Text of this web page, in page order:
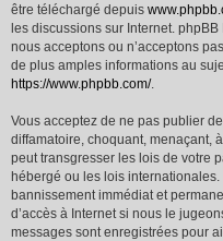
être téléchargé depuis
les discussions sur Internet.
nous acceptons ou n’acceptons
de plus amples informations au
https://www.phpbb.com/.
Vous acceptez de ne pas publier
diffamatoire, choquant, menaçant,
peut transgresser les lois de votre
hébergé ou les lois
bannissement immédiat et
d’accès à Internet si nous le
messages sont enregistrées pour